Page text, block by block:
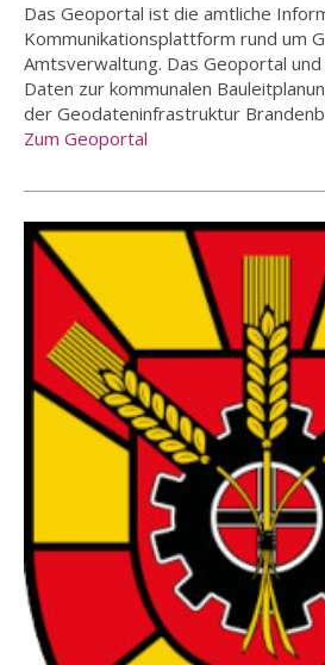
Das Geoportal ist die amtliche
Kommunikationsplattform rund um
Amtsverwaltung. Das Geoportal
Daten zur kommunalen
der Geodateninfrastruktur
Zum Geoportal